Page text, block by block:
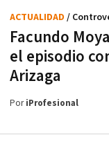
Facundo
el episodio
Arizaga
ACTUALIDAD /
PoriProfesional